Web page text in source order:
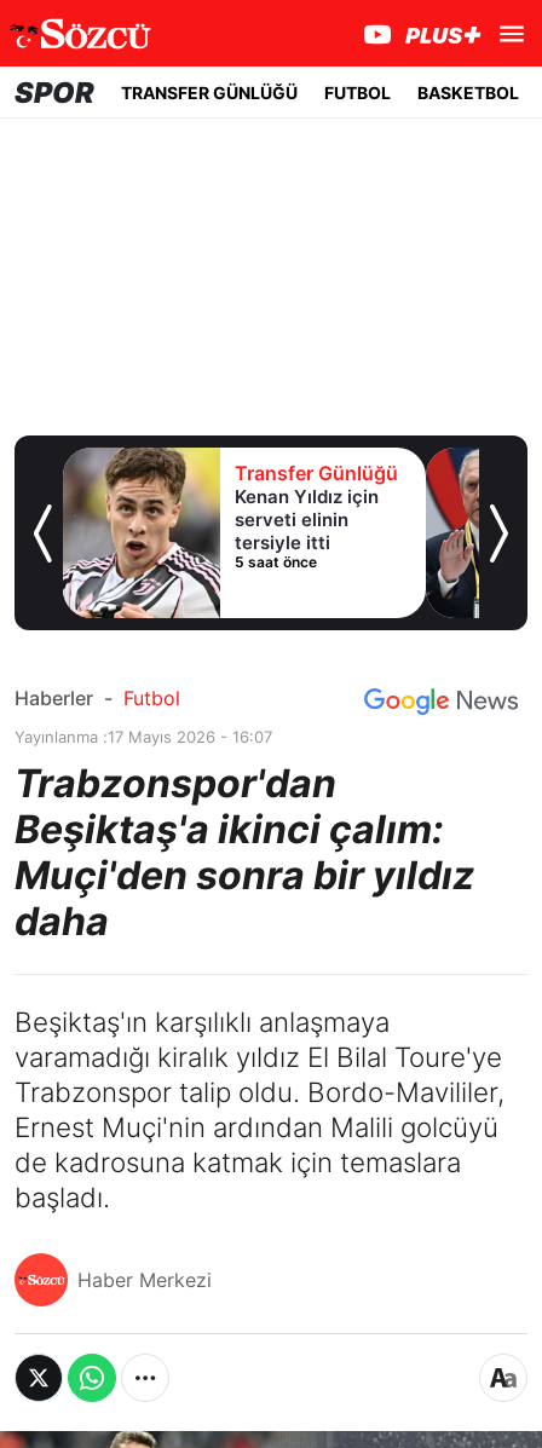
SPOR TRANSFER GÜNLÜĞÜ FUTBOL BASKETBOL
Transfer Günlüğü
Kenan Yıldız için
serveti elinin
tersiyle itti
5 saat önce
Haberler - Futbol
Yayınlanma :17 Mayıs 2026 - 16:07
Trabzonspor'dan
Beşiktaş'a ikinci çalım:
Muçi'den sonra bir yıldız
daha
Beşiktaş'ın karşılıklı anlaşmaya
varamadığı kiralık yıldız El Bilal Toure'ye
Trabzonspor talip oldu. Bordo-Mavililer,
Ernest Muçi'nin ardından Malili golcüyü
de kadrosuna katmak için temaslara
başladı.
Haber Merkezi